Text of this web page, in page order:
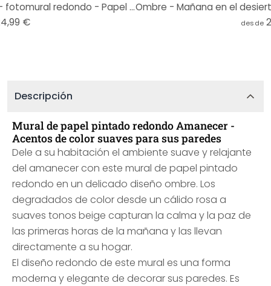
Ombre - Crepúsculo colorido - fotomural redondo - Papel pintado autoadhesivo/no tejido
€
desde
Descripción
Mural de papel pintado redondo Amanecer -
Acentos de color suaves para sus paredes
Dele a su habitación el ambiente suave y relajante
del amanecer con este mural de papel pintado
redondo en un delicado diseño ombre. Los
degradados de color desde un cálido rosa a
suaves tonos beige capturan la calma y la paz de
las primeras horas de la mañana y las llevan
directamente a su hogar.
El diseño redondo de este mural es una forma
moderna y elegante de decorar sus paredes. Es